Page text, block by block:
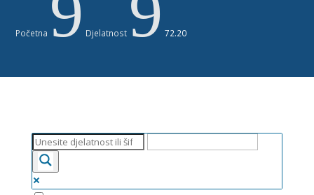
Početna Djelatnost 72.20